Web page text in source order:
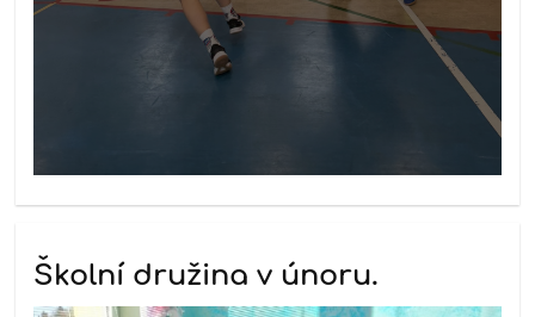
Školní družina v únoru.